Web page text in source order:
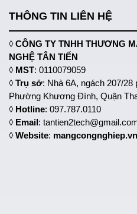
THÔNG TIN LIÊN HỆ
◊CÔNG TY TNHH THƯƠNG
NGHỆ TÂN TIẾN
◊ MST: 0110079059
◊Trụ sở: Nhà 6A, ngách 207/
Phường Khương Đình, Quận
◊ Hotline: 097.787.0110
◊ Email:
◊Website: mangcongnghiep.vn